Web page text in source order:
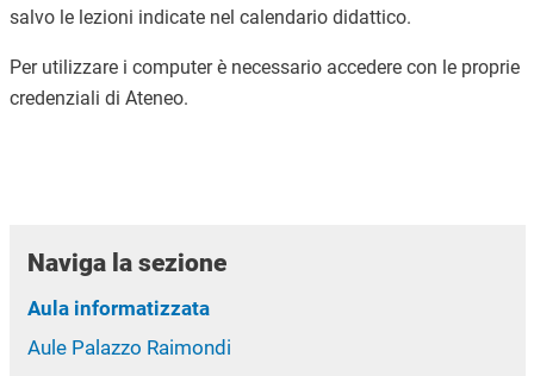
salvo le lezioni indicate nel calendario didattico.
Per utilizzare i computer è necessario accedere con le proprie
credenziali di Ateneo.
Naviga la sezione
Aula informatizzata
Aule Palazzo Raimondi